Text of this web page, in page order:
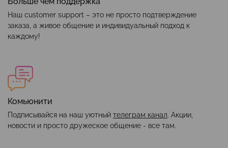
Наш customer support – это не просто подтверждение
заказа, а живое общение и индивидуальный подход к
каждому!
Комьюнити
Подписывайся на наш уютный телеграм канал. Акции,
новости и просто дружеское общение - все там.